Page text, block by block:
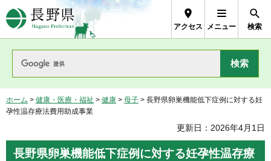
長野県Nagano Prefecture
アクセス メニュー 検索
ホーム > 健康・医療・福祉 > 健康 > 母子 > 長野県卵巣機能低下症例に対する妊
孕性温存療法費用助成事業
更新日：2026年4月1日
長野県卵巣機能低下症例に対する妊孕性温存療